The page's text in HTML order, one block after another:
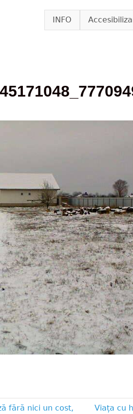
to main content
INFO
fără nici un cost,
Viața cu